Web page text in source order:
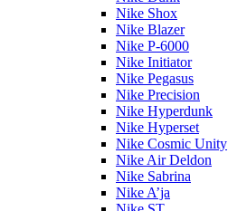
Nike Shox
Nike Blazer
Nike P-6000
Nike Initiator
Nike Pegasus
Nike Precision
Nike Hyperdunk
Nike Hyperset
Nike Cosmic Unity
Nike Air Deldon
Nike Sabrina
Nike A’ja